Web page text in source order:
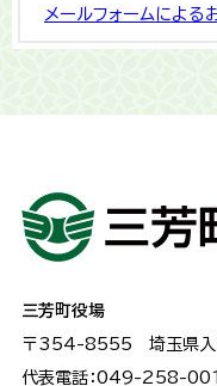
メールフォームによる
三芳町役場
〒354-8555 埼玉県
代表電話：049-258-